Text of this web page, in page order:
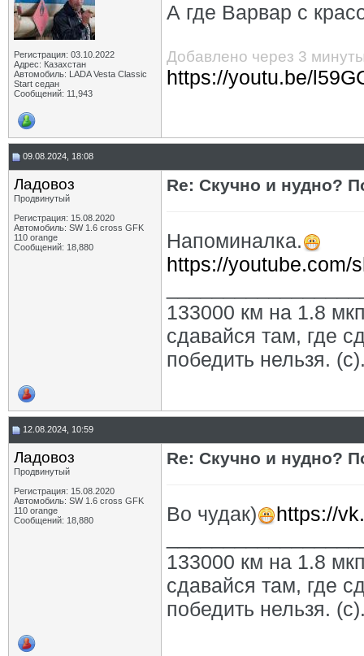
Регистрация: 03.10.2022
Адрес: Казахстан
Автомобиль: LADA Vesta Classic
Start седан
Сообщений: 11,943
А где Варвар с
Добавлено через 3
https://youtu.be/
09.08.2024, 18:08
Ладовоз
Продвинутый
Регистрация: 15.08.2020
Автомобиль: SW 1.6 cross GFK
110 orange
Сообщений: 18,880
Re: Скучно и нудно?
Напоминалка.
https://youtube.com/
133000 км на 1.8
сдавайся там, где
победить нельзя.
12.08.2024, 10:59
Ладовоз
Продвинутый
Регистрация: 15.08.2020
Автомобиль: SW 1.6 cross GFK
110 orange
Сообщений: 18,880
Re: Скучно и нудно?
Во чудак)
https://
133000 км на 1.8
сдавайся там, где
победить нельзя.